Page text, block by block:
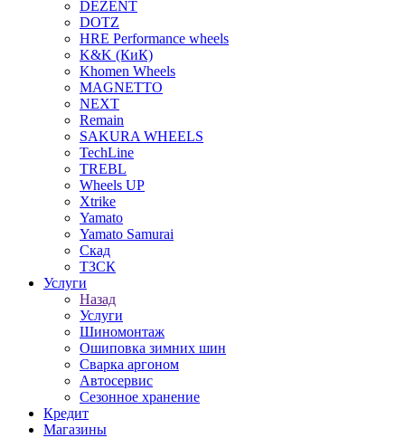
DEZENT
DOTZ
HRE Performance wheels
K&K (КиК)
Khomen Wheels
MAGNETTO
NEXT
Remain
SAKURA WHEELS
TechLine
TREBL
Wheels UP
Xtrike
Yamato
Yamato Samurai
Скад
ТЗСК
Услуги
Назад
Услуги
Шиномонтаж
Ошиповка зимних шин
Сварка аргоном
Автосервис
Сезонное хранение
Кредит
Магазины